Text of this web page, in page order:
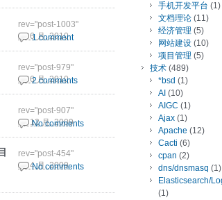
29 6 月, 2010
rev="post-1003"
1 comment
10 6 月, 2010
rev="post-979"
2 comments
28 12 月, 2009
rev="post-907"
No comments
23 4 月, 2009
rev="post-454"
No comments
手机开发平台 (1)
文档理论 (11)
经济管理 (5)
网站建设 (10)
项目管理 (5)
技术 (489)
*bsd (1)
AI (10)
AIGC (1)
Ajax (1)
Apache (12)
Cacti (6)
cpan (2)
dns/dnsmasq (1)
Elasticsearch/
(1)